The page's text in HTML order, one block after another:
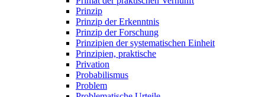
Prinzip
Prinzip der Erkenntnis
Prinzip der Forschung
Prinzipien der systematischen Einheit
Prinzipien, praktische
Privation
Probabilismus
Problem